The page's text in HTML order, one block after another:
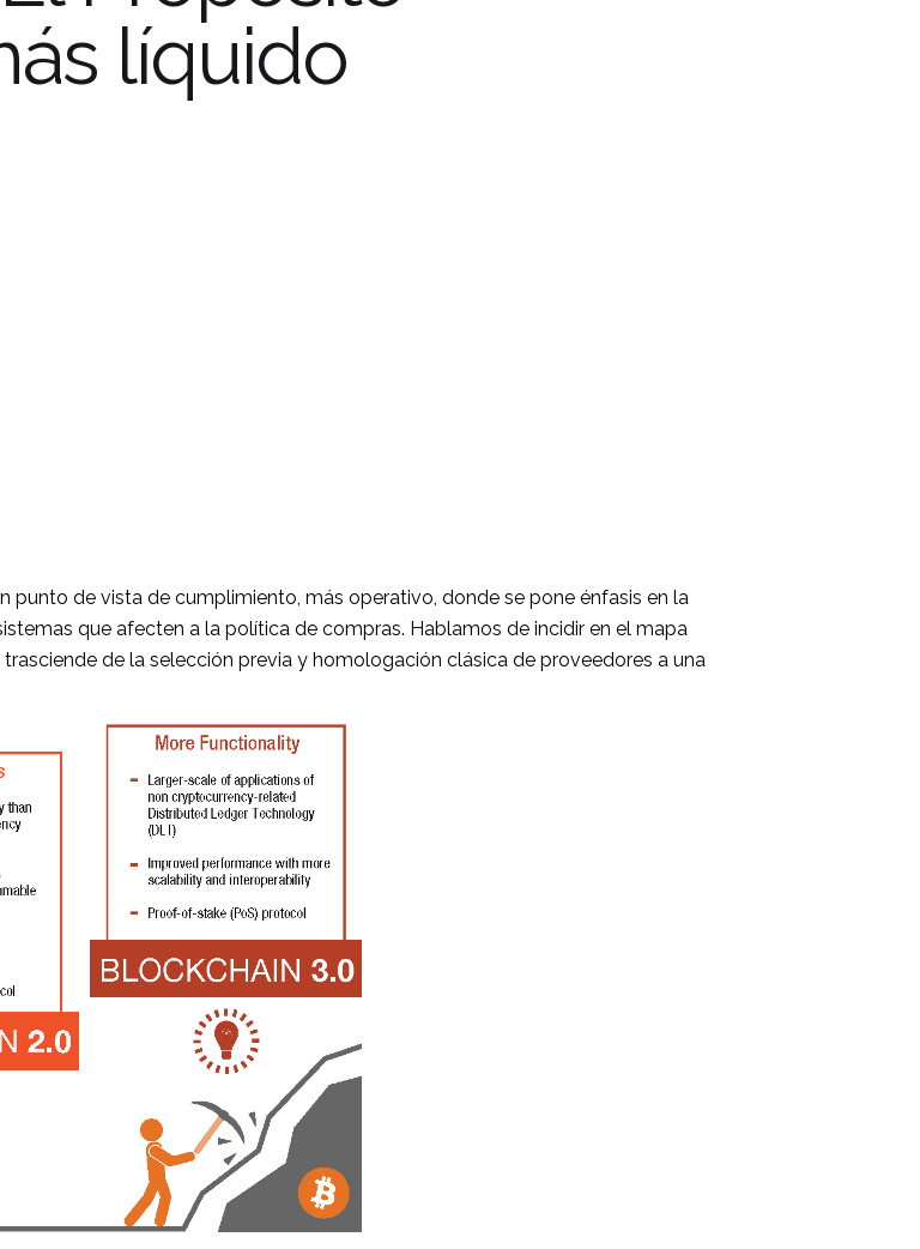
líquido
punto de vista de cumplimiento, más operativo, donde se pone énfasis en la
que afecten a la política de compras. Hablamos de incidir en el mapa
de la selección previa y homologación clásica de proveedores a una